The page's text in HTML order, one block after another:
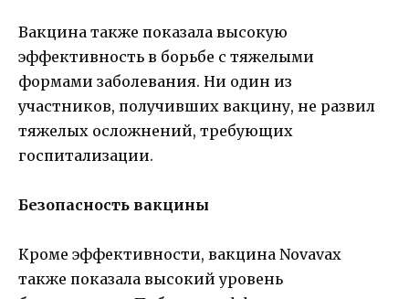
Вакцина также показала высокую
эффективность в борьбе с тяжелыми
формами заболевания. Ни один из
участников, получивших вакцину, не развил
тяжелых осложнений, требующих
госпитализации.
Безопасность вакцины
Кроме эффективности, вакцина Novavax
также показала высокий уровень